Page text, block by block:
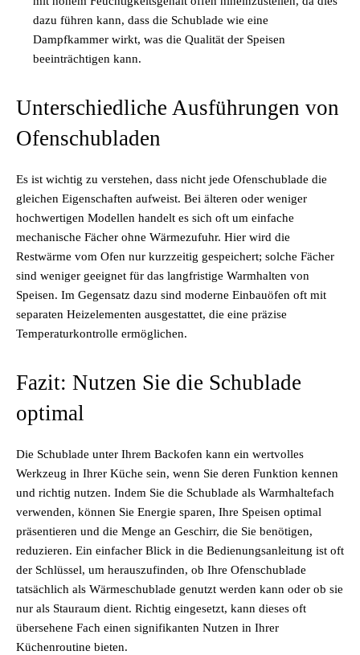
dazu führen kann, dass die Schublade wie eine
Dampfkammer wirkt, was die Qualität der Speisen
beeinträchtigen kann.
Unterschiedliche Ausführungen von
Ofenschubladen
Es ist wichtig zu verstehen, dass nicht jede Ofenschublade die
gleichen Eigenschaften aufweist. Bei älteren oder weniger
hochwertigen Modellen handelt es sich oft um einfache
mechanische Fächer ohne Wärmezufuhr. Hier wird die
Restwärme vom Ofen nur kurzzeitig gespeichert; solche Fächer
sind weniger geeignet für das langfristige Warmhalten von
Speisen. Im Gegensatz dazu sind moderne Einbauöfen oft mit
separaten Heizelementen ausgestattet, die eine präzise
Temperaturkontrolle ermöglichen.
Fazit: Nutzen Sie die Schublade
optimal
Die Schublade unter Ihrem Backofen kann ein wertvolles
Werkzeug in Ihrer Küche sein, wenn Sie deren Funktion kennen
und richtig nutzen. Indem Sie die Schublade als Warmhaltefach
verwenden, können Sie Energie sparen, Ihre Speisen optimal
präsentieren und die Menge an Geschirr, die Sie benötigen,
reduzieren. Ein einfacher Blick in die Bedienungsanleitung ist oft
der Schlüssel, um herauszufinden, ob Ihre Ofenschublade
tatsächlich als Wärmeschublade genutzt werden kann oder ob sie
nur als Stauraum dient. Richtig eingesetzt, kann dieses oft
übersehene Fach einen signifikanten Nutzen in Ihrer
Küchenroutine bieten.